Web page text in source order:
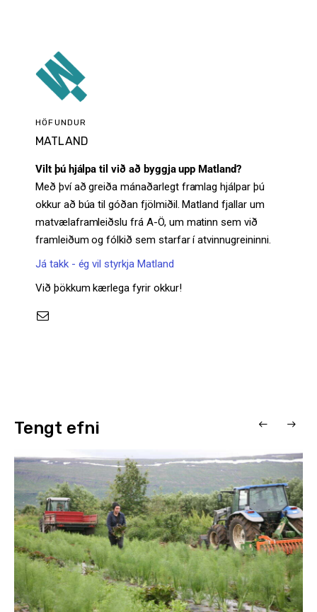
HÖFUNDUR
MATLAND
Vilt þú hjálpa til við að byggja upp Matland?
Með því að greiða mánaðarlegt framlag hjálpar þú
okkur að búa til góðan fjölmiðil. Matland fjallar um
matvælaframleiðslu frá A-Ö, um matinn sem við
framleiðum og fólkið sem starfar í atvinnugreininni.
Já takk - ég vil styrkja Matland
Við þökkum kærlega fyrir okkur!
Tengt efni